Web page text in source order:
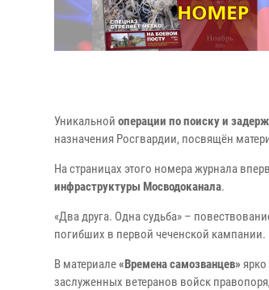
Уникальной операции по поиску и
назначения Росгвардии, посвящён
На страницах этого номера журнала
инфраструктуры Мосводоканала.
«Два друга. Одна судьба» –
погибших в первой чеченской кампании.
В материале«Времена самозванцев»
заслуженных ветеранов войск